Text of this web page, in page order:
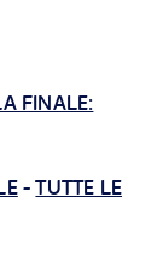
FINALE:
-TUTTE LE